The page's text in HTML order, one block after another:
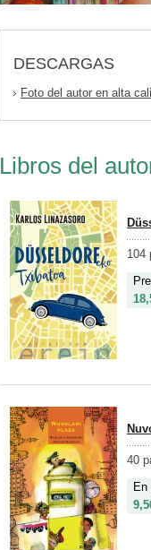
DESCARGAS
Foto del autor en alta
Libros del
104
40
En